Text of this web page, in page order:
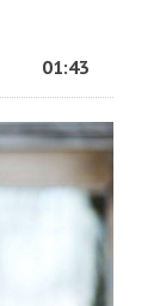
01:43